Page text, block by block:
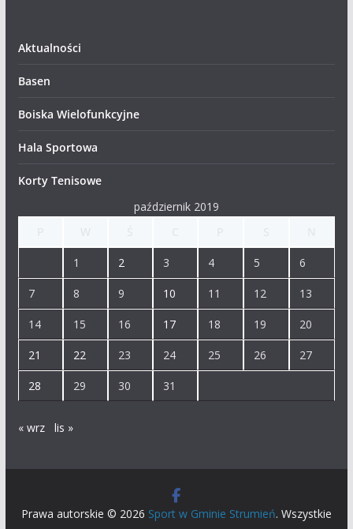
Aktualności
Basen
Boiska Wielofunkcyjne
Hala Sportowa
Korty Tenisowe
październik 2019
1 2 3 4 5 6
7 8 9 10 11 12 13
14 15 16 17 18 19 20
21 22 23 24 25 26 27
28 29 30 31
« wrz lis »
Prawa autorskie © 2026 Sport w Gminie Strumień. Wszystkie